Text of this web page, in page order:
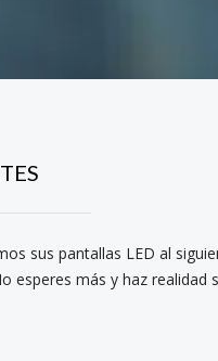
sus pantallas LED al
esperes más y haz realidad